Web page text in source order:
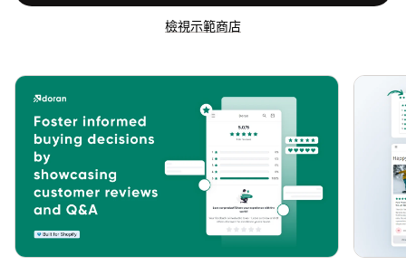
檢視示範商店